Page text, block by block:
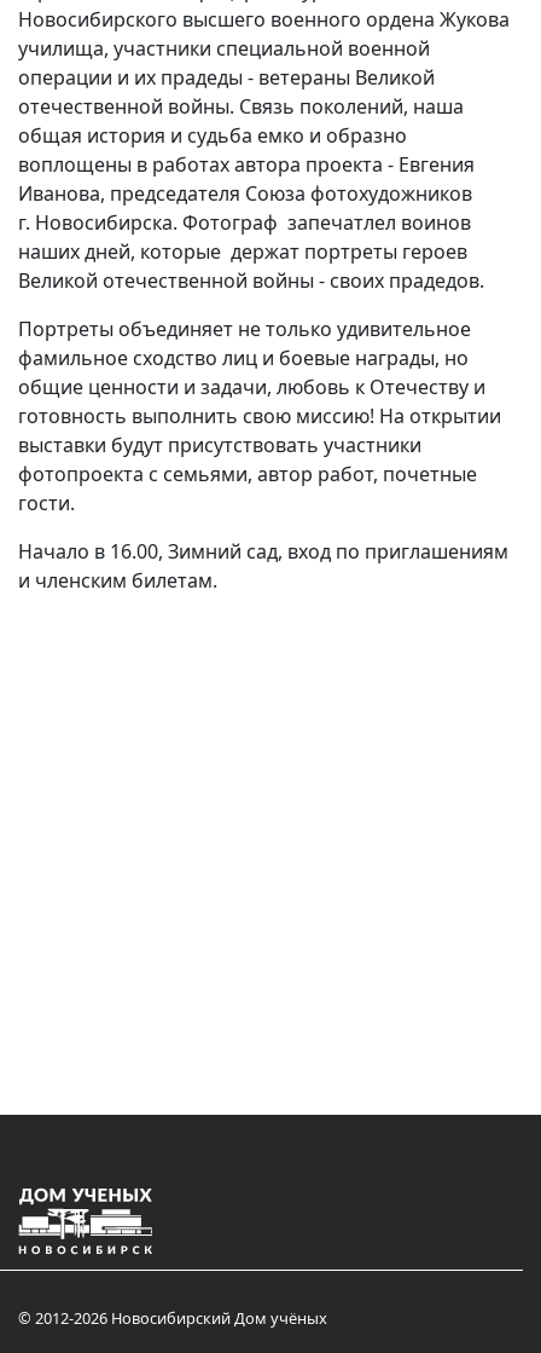
Новосибирского высшего военного ордена Жукова
училища, участники специальной военной
операции и их прадеды - ветераны Великой
отечественной войны. Связь поколений, наша
общая история и судьба емко и образно
воплощены в работах автора проекта - Евгения
Иванова, председателя Союза фотохудожников
г. Новосибирска. Фотограф запечатлел воинов
наших дней, которые держат портреты героев
Великой отечественной войны - своих прадедов.
Портреты объединяет не только удивительное
фамильное сходство лиц и боевые награды, но
общие ценности и задачи, любовь к Отечеству и
готовность выполнить свою миссию! На открытии
выставки будут присутствовать участники
фотопроекта с семьями, автор работ, почетные
гости.
Начало в 16.00, Зимний сад, вход по приглашениям
и членским билетам.
© 2012-2026 Новосибирский Дом учёных